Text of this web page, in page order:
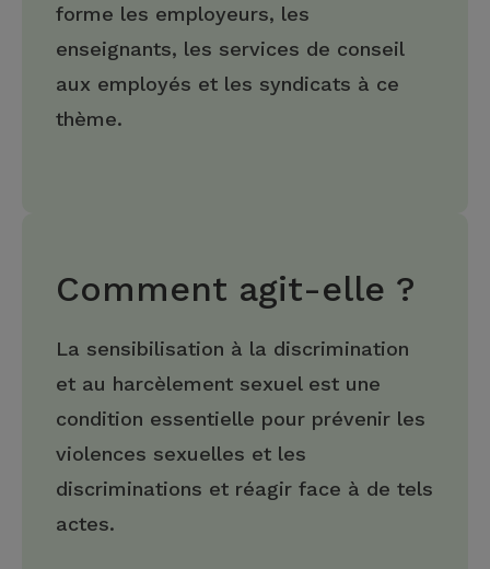
forme les employeurs, les
enseignants, les services de conseil
aux employés et les syndicats à ce
thème.
Comment agit-elle ?
La sensibilisation à la discrimination
et au harcèlement sexuel est une
condition essentielle pour prévenir les
violences sexuelles et les
discriminations et réagir face à de tels
actes.